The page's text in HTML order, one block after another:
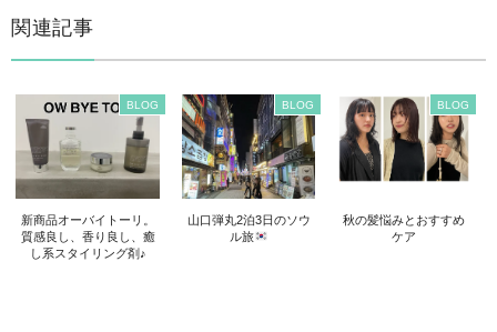
関連記事
BLOG
新商品オーバイトーリ。
質感良し、香り良し、癒
し系スタイリング剤♪
BLOG
山口弾丸2泊3日のソウ
ル旅
BLOG
秋の髪悩みとおすすめ
ケア